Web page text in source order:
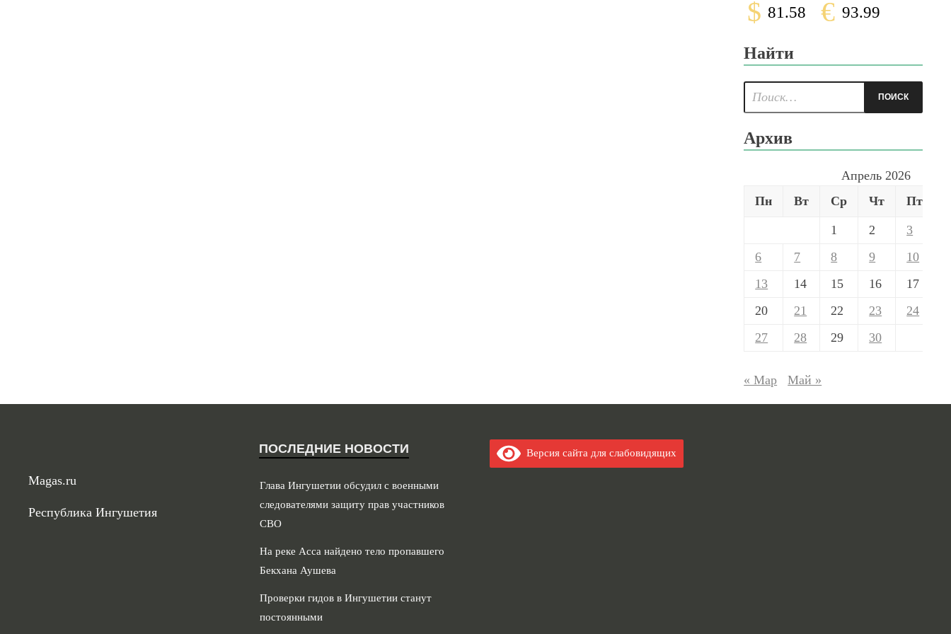
$ 81.58 € 93.99
Найти
Архив
Апрель 2026
Пн
Вт Ср Чт Пт
1 2 3
6
7 8 9 10
13
14 15 16 17
20
21 22 23 24
27
28 29 30
« Мар Май »
Magas.ru
Республика Ингушетия
ПОСЛЕДНИЕ НОВОСТИ
Глава Ингушетии обсудил с военными
следователями защиту прав участников
СВО
На реке Асса найдено тело пропавшего
Бекхана Аушева
Проверки гидов в Ингушетии станут
постоянными
Версия сайта для слабовидящих